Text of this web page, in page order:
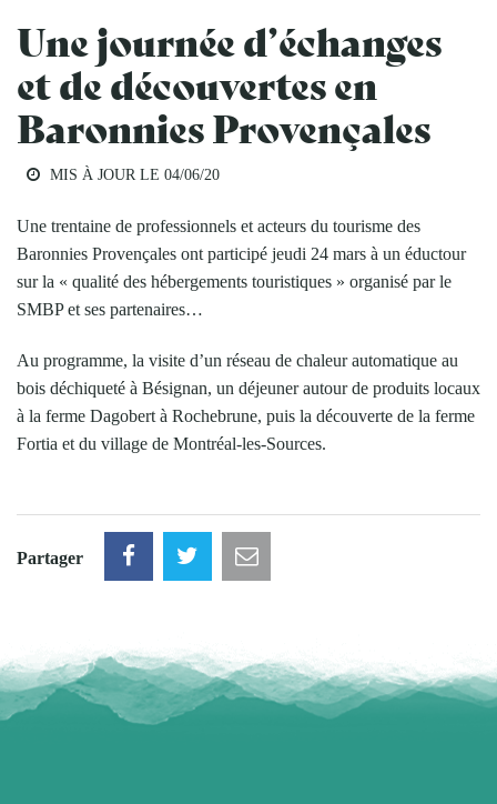
Une journée d’échanges
et de découvertes en
Baronnies Provençales
MIS À JOUR LE 04/06/20
Une trentaine de professionnels et acteurs du tourisme des
Baronnies Provençales ont participé jeudi 24 mars à un éductour
sur la « qualité des hébergements touristiques » organisé par le
SMBP et ses partenaires…
Au programme, la visite d’un réseau de chaleur automatique au
bois déchiqueté à Bésignan, un déjeuner autour de produits locaux
à la ferme Dagobert à Rochebrune, puis la découverte de la ferme
Fortia et du village de Montréal-les-Sources.
Partager